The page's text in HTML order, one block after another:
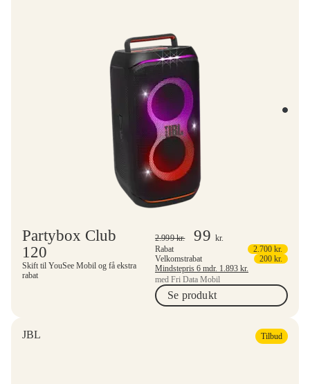
Partybox Club
120
Skift til YouSee Mobil og få ekstra
rabat
2.999kr. 99 kr.
Rabat
2.700 kr.
Velkomstrabat
200 kr.
Mindstepris 6 mdr. 1.893 kr.
med Fri Data Mobil
Se produkt
JBL Tilbud